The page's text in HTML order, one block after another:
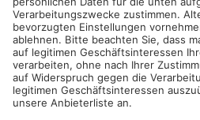
BIEBERGEMÜND.Nach zwei
der Spessartstraße sowie in einen
Gartenbaubetrieb im Lerchenweg
hat die Polizei einen 60 Jahre alten
festgenommen. Den